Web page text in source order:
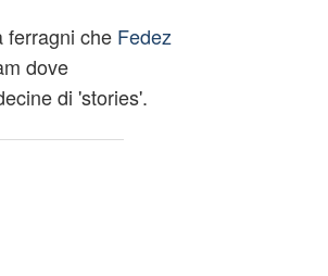
ferragni che Fedez
dove
di 'stories'.